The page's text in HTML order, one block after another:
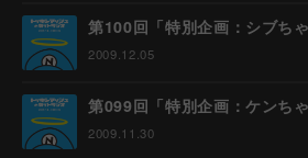
第100回「特別企画：シブち
2009.12.05
第099回「特別企画：ケンち
2009.11.30